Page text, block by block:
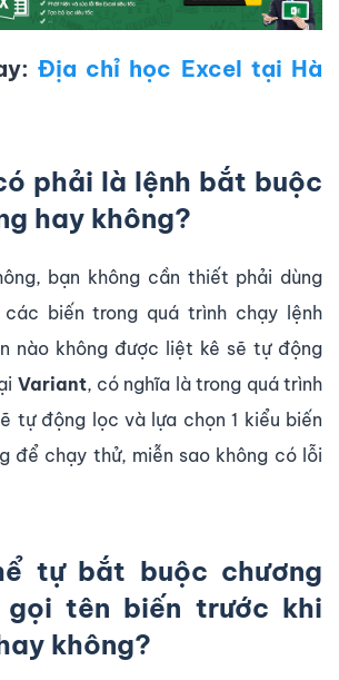
Địa chỉ học Excel tại Hà
phải là lệnh bắt buộc
hay không?
bạn không cần thiết phải dùng
biến trong quá trình chạy lệnh
nào không được liệt kê sẽ tự động
Variant, có nghĩa là trong quá trình
tự động lọc và lựa chọn 1 kiểu biến
để chạy thử, miễn sao không có lỗi
tự bắt buộc chương
tên biến trước khi
không?